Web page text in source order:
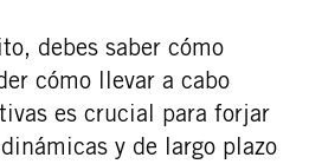
debes saber cómo
cómo llevar a cabo
es crucial para forjar
y de largo plazo